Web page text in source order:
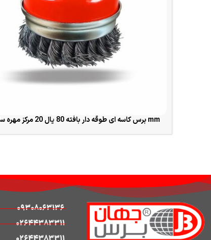
برس کاسه ای طوقه دار بافته 80 یال 20 مرکز مهره سایز 14×2 mm
09308063136
02644383311